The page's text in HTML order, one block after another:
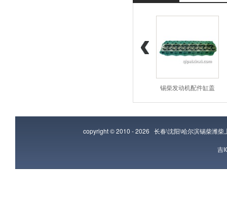
锡柴发动机配件缸盖
copyright © 2010 - 2026 长春\沈阳\哈尔滨锡柴潍柴
吉